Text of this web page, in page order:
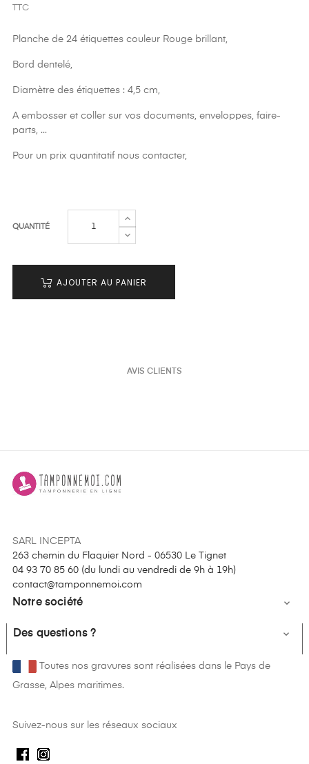
TTC
Planche de 24 étiquettes couleur Rouge brillant,
Bord dentelé,
Diamètre des étiquettes : 4,5 cm,
A embosser et coller sur vos documents, enveloppes, faire-
parts, ...
Pour un prix quantitatif nous contacter,
QUANTITÉ
AJOUTER AU PANIER
AVIS CLIENTS
SARL INCEPTA
263 chemin du Flaquier Nord - 06530 Le Tignet
04 93 70 85 60 (du lundi au vendredi de 9h à 19h)
contact@tamponnemoi.com
Notre société 
Des questions ? 
Toutes nos gravures sont réalisées dans le Pays de
Grasse, Alpes maritimes.
Suivez-nous sur les réseaux sociaux